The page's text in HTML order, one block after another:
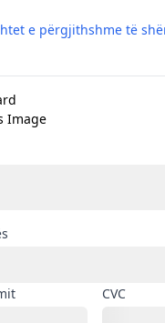
e përgjithshme të
CVC